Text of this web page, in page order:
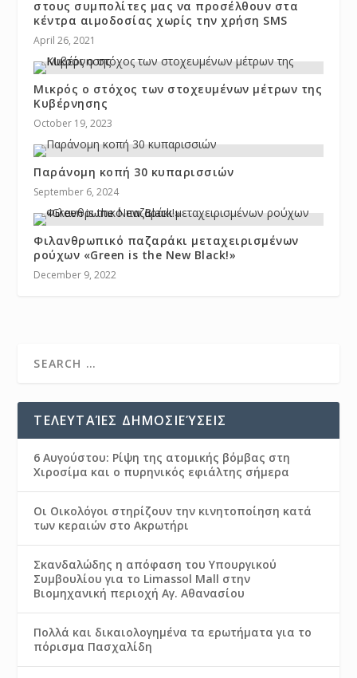
στους συμπολίτες μας να προσέλθουν στα
κέντρα αιμοδοσίας χωρίς την χρήση SMS
April 26, 2021
Μικρός ο στόχος των στοχευμένων μέτρων της
Κυβέρνησης
October 19, 2023
Παράνομη κοπή 30 κυπαρισσιών
September 6, 2024
Φιλανθρωπικό παζαράκι μεταχειρισμένων
ρούχων «Green is the New Black!»
December 9, 2022
ΤΕΛΕΥΤΑΊΕΣ ΔΗΜΟΣΙΕΎΣΕΙΣ
6 Αυγούστου: Ρίψη της ατομικής βόμβας στη
Χιροσίμα και ο πυρηνικός εφιάλτης σήμερα
Οι Οικολόγοι στηρίζουν την κινητοποίηση κατά
των κεραιών στο Ακρωτήρι
Σκανδαλώδης η απόφαση του Υπουργικού
Συμβουλίου για το Limassol Mall στην
Βιομηχανική περιοχή Αγ. Αθανασίου
Πολλά και δικαιολογημένα τα ερωτήματα για το
πόρισμα Πασχαλίδη